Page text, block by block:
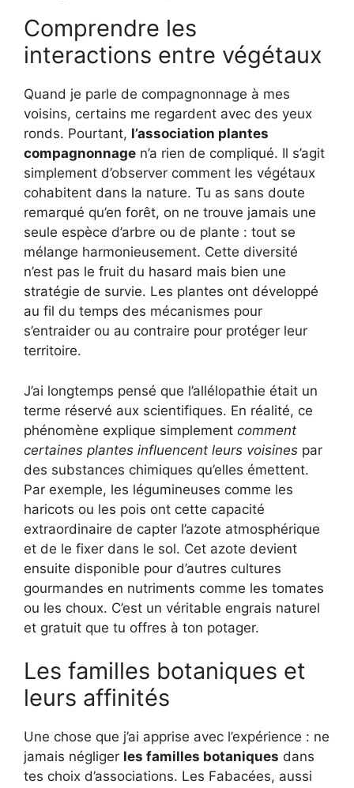
Comprendre les
interactions entre végétaux
Quand je parle de compagnonnage à mes
voisins, certains me regardent avec des yeux
ronds. Pourtant, l’association plantes
compagnonnage n’a rien de compliqué. Il s’agit
simplement d’observer comment les végétaux
cohabitent dans la nature. Tu as sans doute
remarqué qu’en forêt, on ne trouve jamais une
seule espèce d’arbre ou de plante : tout se
mélange harmonieusement. Cette diversité
n’est pas le fruit du hasard mais bien une
stratégie de survie. Les plantes ont développé
au fil du temps des mécanismes pour
s’entraider ou au contraire pour protéger leur
territoire.
J’ai longtemps pensé que l’allélopathie était un
terme réservé aux scientifiques. En réalité, ce
phénomène explique simplement comment
certaines plantes influencent leurs voisines par
des substances chimiques qu’elles émettent.
Par exemple, les légumineuses comme les
haricots ou les pois ont cette capacité
extraordinaire de capter l’azote atmosphérique
et de le fixer dans le sol. Cet azote devient
ensuite disponible pour d’autres cultures
gourmandes en nutriments comme les tomates
ou les choux. C’est un véritable engrais naturel
et gratuit que tu offres à ton potager.
Les familles botaniques et
leurs affinités
Une chose que j’ai apprise avec l’expérience : ne
jamais négliger les familles botaniques dans
tes choix d’associations. Les Fabacées, aussi